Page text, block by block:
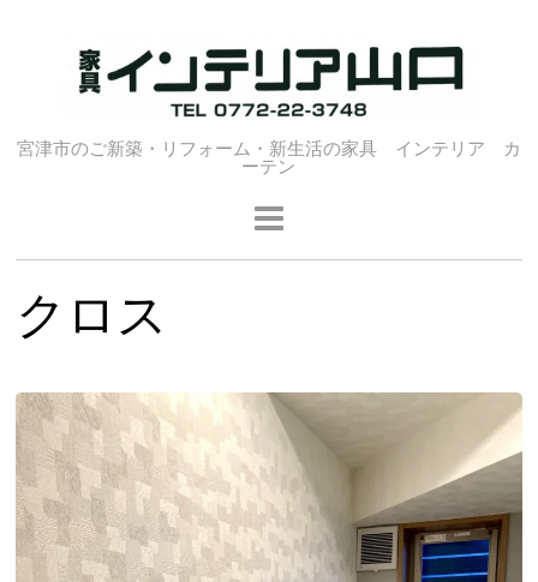
宮津市のご新築・リフォーム・新生活の家具 インテリア カ
ーテン
クロス